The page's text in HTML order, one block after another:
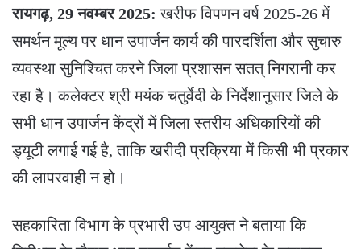
रायगढ़, 29 नवम्बर 2025: खरीफ विपणन वर्ष 2025-26 में
समर्थन मूल्य पर धान उपार्जन कार्य की पारदर्शिता और सुचारु
व्यवस्था सुनिश्चित करने जिला प्रशासन सतत् निगरानी कर
रहा है। कलेक्टर श्री मयंक चतुर्वेदी के निर्देशानुसार जिले के
सभी धान उपार्जन केंद्रों में जिला स्तरीय अधिकारियों की
ड्यूटी लगाई गई है, ताकि खरीदी प्रक्रिया में किसी भी प्रकार
की लापरवाही न हो।
सहकारिता विभाग के प्रभारी उप आयुक्त ने बताया कि